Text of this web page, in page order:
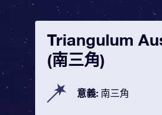
Triangulum
(南三角)
意義: 南三角